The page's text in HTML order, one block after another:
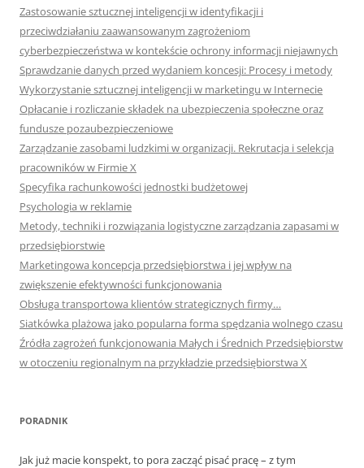
Zastosowanie sztucznej inteligencji w identyfikacji i
przeciwdziałaniu zaawansowanym zagrożeniom
cyberbezpieczeństwa w kontekście ochrony informacji niejawnych
Sprawdzanie danych przed wydaniem koncesji: Procesy i metody
Wykorzystanie sztucznej inteligencji w marketingu w Internecie
Opłacanie i rozliczanie składek na ubezpieczenia społeczne oraz
fundusze pozaubezpieczeniowe
Zarządzanie zasobami ludzkimi w organizacji. Rekrutacja i selekcja
pracowników w Firmie X
Specyfika rachunkowości jednostki budżetowej
Psychologia w reklamie
Metody, techniki i rozwiązania logistyczne zarządzania zapasami w
przedsiębiorstwie
Marketingowa koncepcja przedsiębiorstwa i jej wpływ na
zwiększenie efektywności funkcjonowania
Obsługa transportowa klientów strategicznych firmy…
Siatkówka plażowa jako popularna forma spędzania wolnego czasu
Źródła zagrożeń funkcjonowania Małych i Średnich Przedsiębiorstw
w otoczeniu regionalnym na przykładzie przedsiębiorstwa X
PORADNIK
Jak już macie konspekt, to pora zacząć pisać pracę – z tym